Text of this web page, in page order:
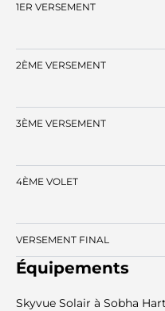
1ER VERSEMENT
2ÈME VERSEMENT
3ÈME VERSEMENT
4ÈME VOLET
VERSEMENT FINAL
Équipements
Skyvue Solair à Sobha